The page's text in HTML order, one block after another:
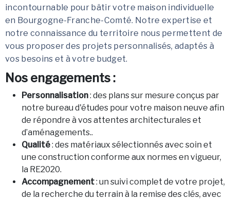
incontournable pour bâtir votre maison individuelle
en Bourgogne-Franche-Comté. Notre expertise et
notre connaissance du territoire nous permettent de
vous proposer des projets personnalisés, adaptés à
vos besoins et à votre budget.
Nos engagements :
Personnalisation: des plans sur mesure conçus par
notre bureau d'études pour votre maison neuve afin
de répondre à vos attentes architecturales et
d’aménagements..
Qualité: des matériaux sélectionnés avec soin et
une construction conforme aux normes en vigueur,
la RE2020.
Accompagnement: un suivi complet de votre projet,
de la recherche du terrain à la remise des clés, avec